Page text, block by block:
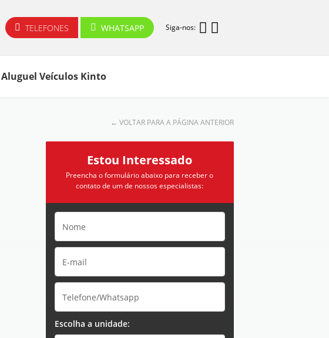
TELEFONES WHATSAPP Siga-nos:
Aluguel Veículos Kinto
← VOLTAR PARA A PÁGINA ANTERIOR
Estou Interessado
Preencha o formulário abaixo para receber o
contato de um de nossos especialistas:
Escolha a unidade: